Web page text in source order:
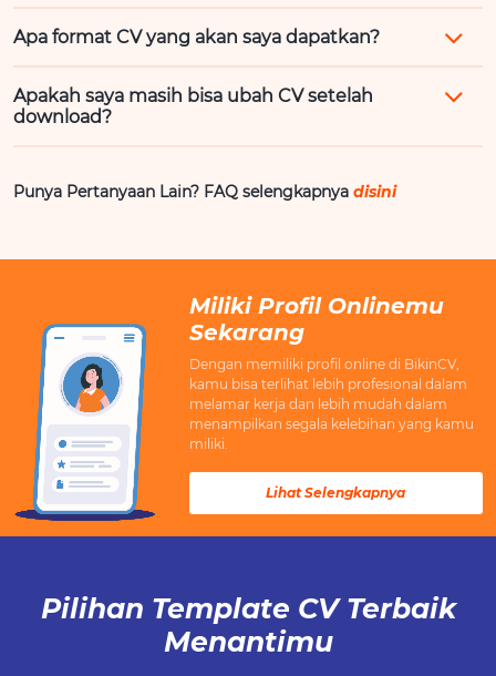
Apa format CV yang akan saya dapatkan?
Apakah saya masih bisa ubah CV setelah
download?
Punya Pertanyaan Lain? FAQ selengkapnya disini
Miliki Profil Onlinemu
Sekarang
Dengan memiliki profil online di BikinCV,
kamu bisa terlihat lebih profesional dalam
melamar kerja dan lebih mudah dalam
menampilkan segala kelebihan yang kamu
miliki.
Lihat Selengkapnya
Pilihan Template CV Terbaik
Menantimu